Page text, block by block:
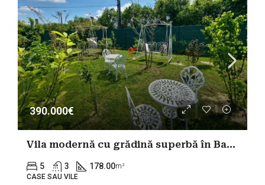
390.000€
Vila modernă cu grădină superbă în Balotești aproape DN1
5 3 178.00m²
CASE SAU VILE